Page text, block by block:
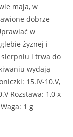
maja, w
dobrze
w
żyznej i
sierpniu i trwa do
wydają
15.IV-10.V,
Rozstawa: 1,0 x
1 g